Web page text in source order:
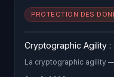
PROTECTION DES
Cryptographic Agility
La cryptographic agility